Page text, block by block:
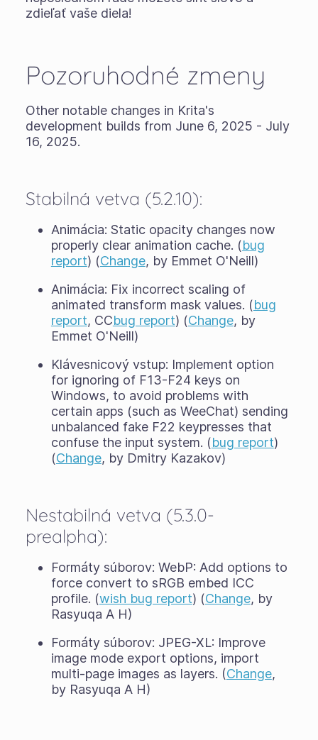
zdieľať vaše diela!
Pozoruhodné zmeny
Other notable changes in Krita's
development builds from June 6, 2025 - July
16, 2025.
Stabilná vetva (5.2.10):
Animácia: Static opacity changes now
properly clear animation cache. (bug
report) (Change, by Emmet O'Neill)
Animácia: Fix incorrect scaling of
animated transform mask values. (bug
report, CCbug report) (Change, by
Emmet O'Neill)
Klávesnicový vstup: Implement option
for ignoring of F13-F24 keys on
Windows, to avoid problems with
certain apps (such as WeeChat) sending
unbalanced fake F22 keypresses that
confuse the input system. (bug report)
(Change, by Dmitry Kazakov)
Nestabilná vetva (5.3.0-
prealpha):
Formáty súborov: WebP: Add options to
force convert to sRGB embed ICC
profile. (wish bug report) (Change, by
Rasyuqa A H)
Formáty súborov: JPEG-XL: Improve
image mode export options, import
multi-page images as layers. (Change,
by Rasyuqa A H)